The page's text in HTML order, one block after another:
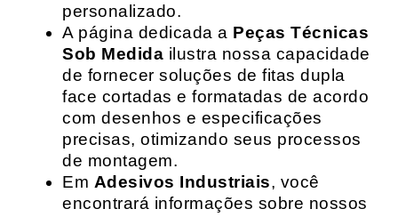
personalizado.
A página dedicada a Peças Técnicas
Sob Medida ilustra nossa capacidade
de fornecer soluções de fitas dupla
face cortadas e formatadas de acordo
com desenhos e especificações
precisas, otimizando seus processos
de montagem.
Em Adesivos Industriais, você
encontrará informações sobre nossos